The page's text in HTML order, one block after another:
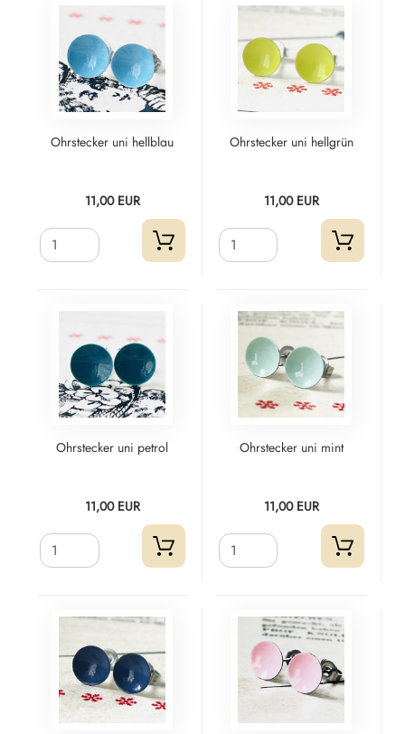
Ohrstecker uni hellblau
11,00 EUR
Ohrstecker uni hellgrün
11,00 EUR
Ohrstecker uni petrol
11,00 EUR
Ohrstecker uni mint
11,00 EUR